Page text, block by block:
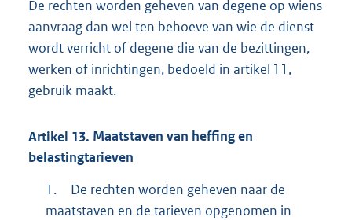
De rechten worden geheven van degene op wiens
aanvraag dan wel ten behoeve van wie de dienst
wordt verricht of degene die van de bezittingen,
werken of inrichtingen, bedoeld in artikel 11,
gebruik maakt.
Artikel 13. Maatstaven van heffing en
belastingtarieven
1.
De rechten worden geheven naar de
maatstaven en de tarieven opgenomen in